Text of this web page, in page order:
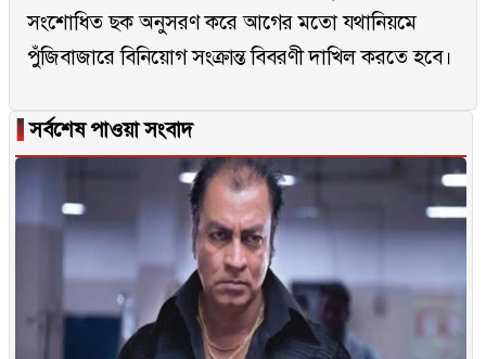
সংশোধিত ছক অনুসরণ করে আগের মতো যথানিয়মে
পুঁজিবাজারে বিনিয়োগ সংক্রান্ত বিবরণী দাখিল করতে হবে।
▐সর্বশেষ পাওয়া সংবাদ